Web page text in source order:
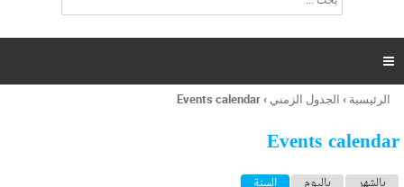
ت
ر
ل
ح
ب

أنت
هنا
الرئيسية › الجدول الزمني ›
Events calendar
Events calendar